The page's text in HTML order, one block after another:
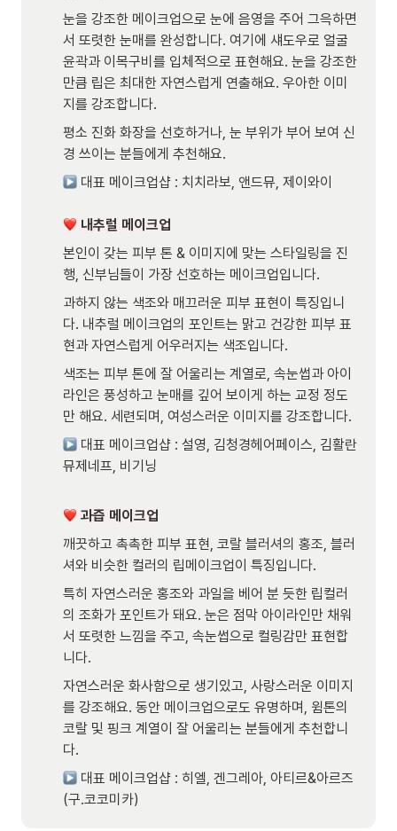
눈을 강조한 메이크업으로 눈에 음영을 주어 그윽하면
서 또렷한 눈매를 완성합니다. 여기에 섀도우로 얼굴
윤곽과 이목구비를 입체적으로 표현해요. 눈을 강조한
만큼 립은 최대한 자연스럽게 연출해요. 우아한 이미
지를 강조합니다.
평소 진화 화장을 선호하거나, 눈 부위가 부어 보여 신
경 쓰이는 분들에게 추천해요.
대표 메이크업샵 : 치치라보, 앤드뮤, 제이와이
내추럴 메이크업
본인이 갖는 피부 톤 & 이미지에 맞는 스타일링을 진
행, 신부님들이 가장 선호하는 메이크업입니다.
과하지 않는 색조와 매끄러운 피부 표현이 특징입니
다. 내추럴 메이크업의 포인트는 맑고 건강한 피부 표
현과 자연스럽게 어우러지는 색조입니다.
색조는 피부 톤에 잘 어울리는 계열로, 속눈썹과 아이
라인은 풍성하고 눈매를 깊어 보이게 하는 교정 정도
만 해요. 세련되며, 여성스러운 이미지를 강조합니다.
대표 메이크업샵 : 설영, 김청경헤어페이스, 김활란
뮤제네프, 비기닝
과즙 메이크업
깨끗하고 촉촉한 피부 표현, 코랄 블러셔의 홍조, 블러
셔와 비슷한 컬러의 립메이크업이 특징입니다.
특히 자연스러운 홍조와 과일을 베어 분 듯한 립컬러
의 조화가 포인트가 돼요. 눈은 점막 아이라인만 채워
서 또렷한 느낌을 주고, 속눈썹으로 컬링감만 표현합
니다.
자연스러운 화사함으로 생기있고, 사랑스러운 이미지
를 강조해요. 동안 메이크업으로도 유명하며, 윔톤의
코랄 및 핑크 계열이 잘 어울리는 분들에게 추천합니
다.
대표 메이크업샵 : 히엘, 겐그레아, 아티르&아르즈
(구.코코미카)